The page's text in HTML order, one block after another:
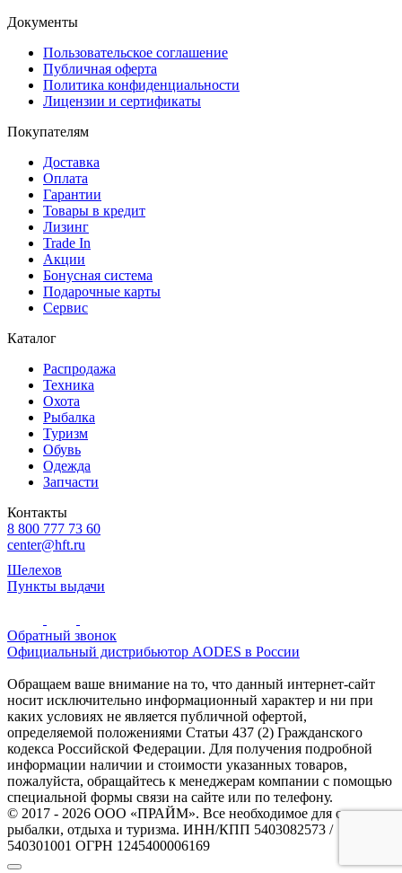
Документы
Пользовательское соглашение
Публичная оферта
Политика конфиденциальности
Лицензии и сертификаты
Покупателям
Доставка
Оплата
Гарантии
Товары в кредит
Лизинг
Trade In
Акции
Бонусная система
Подарочные карты
Сервис
Каталог
Распродажа
Техника
Охота
Рыбалка
Туризм
Обувь
Одежда
Запчасти
Контакты
8 800 777 73 60
center@hft.ru
Шелехов
Пункты выдачи
Обратный звонок
Официальный дистрибьютор AODES в России
Обращаем ваше внимание на то, что данный интернет-сайт
носит исключительно информационный характер и ни при
каких условиях не является публичной офертой,
определяемой положениями Статьи 437 (2) Гражданского
кодекса Российской Федерации. Для получения подробной
информации наличии и стоимости указанных товаров,
пожалуйста, обращайтесь к менеджерам компании с помощью
специальной формы связи на сайте или по телефону.
© 2017 - 2026 ООО «ПРАЙМ». Все необходимое для охоты и
рыбалки, отдыха и туризма. ИНН/КПП 5403082573 /
540301001 ОГРН 1245400006169